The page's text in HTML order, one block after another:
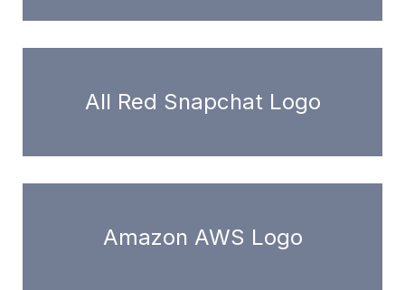
All Red Snapchat Logo
Amazon AWS Logo